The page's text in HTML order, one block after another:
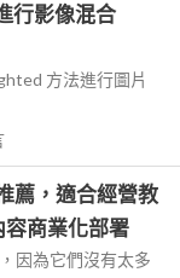
行影像混合
方法進行圖片
薦，適合經營教
商業化部署
因為它們沒有太多